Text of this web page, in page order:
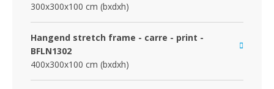
300x300x100 cm (bxdxh)
Hangend stretch frame - carre - print -
BFLN1302
400x300x100 cm (bxdxh)